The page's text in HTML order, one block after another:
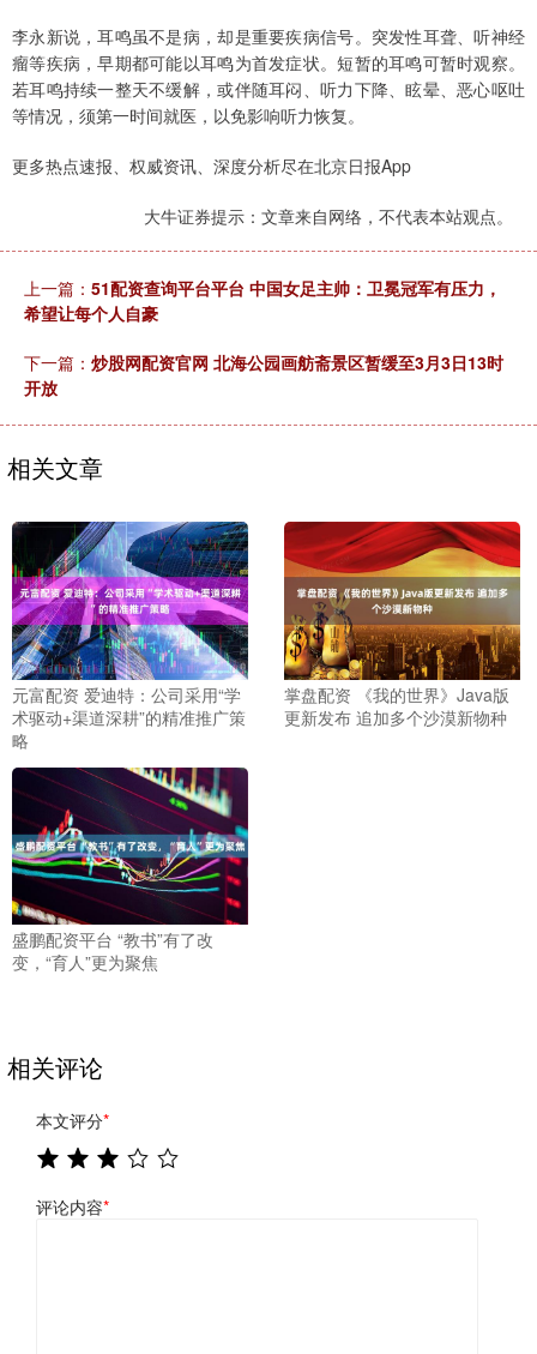
李永新说，耳鸣虽不是病，却是重要疾病信号。突发性耳聋、听神经
瘤等疾病，早期都可能以耳鸣为首发症状。短暂的耳鸣可暂时观察。
若耳鸣持续一整天不缓解，或伴随耳闷、听力下降、眩晕、恶心呕吐
等情况，须第一时间就医，以免影响听力恢复。
更多热点速报、权威资讯、深度分析尽在北京日报App
大牛证券提示：文章来自网络，不代表本站观点。
上一篇： 51配资查询平台平台 中国女足主帅：卫冕冠军有压力，
希望让每个人自豪
下一篇： 炒股网配资官网 北海公园画舫斋景区暂缓至3月3日13时
开放
相关文章
元富配资 爱迪特：公司采用“学
术驱动+渠道深耕”的精准推广策
略
掌盘配资 《我的世界》Java版
更新发布 追加多个沙漠新物种
盛鹏配资平台 “教书”有了改
变，“育人”更为聚焦
相关评论
本文评分*
评论内容*